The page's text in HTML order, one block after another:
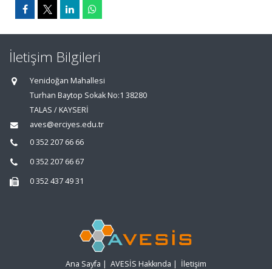
İletişim Bilgileri
Yenidoğan Mahallesi
Turhan Baytop Sokak No:1 38280
TALAS / KAYSERİ
aves@erciyes.edu.tr
0 352 207 66 66
0 352 207 66 67
0 352 437 49 31
Ana Sayfa | AVESİS Hakkında | İletişim